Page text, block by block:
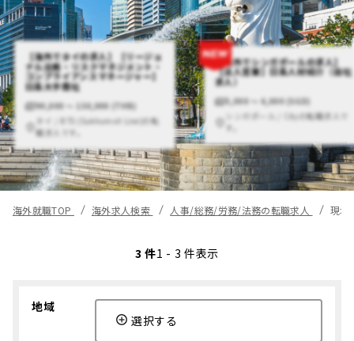
【海外でタイの求人】【リージョ
ナル法務・リスクマネジメント・
コンプライアンスマネージャー】
日系大手商社
90,000 〜 150,000 (THB)
タイ / BTS (Sukhumvit Line)の転
職求人です。
【海外でシンガポールの求人】
【法人営業】日系人材紹介（自社
求人）
5,000 〜 6,000 (SGD)
シンガポール / Cityの転職求人で
す。
海外就職TOP 海外求人検索 人事/総務/労務/法務の転職求人 現地
3 件1 - 3 件表示
地域
選択する